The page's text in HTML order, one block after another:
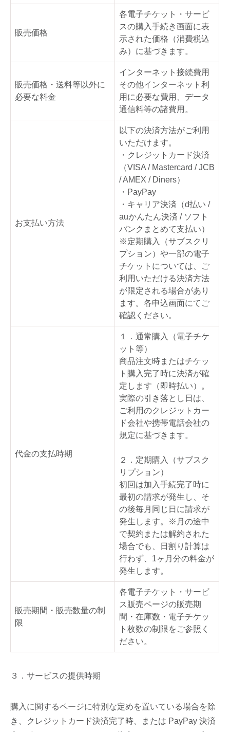
販売価格
各電子チケット・サービ
スの購入手続き画面に表
示された価格（消費税込
み）に基づきます。
販売価格・送料等以外に
必要な料金
インターネット接続費用
その他インターネット利
用に必要な費用、データ
通信料等の諸費用。
お支払い方法
以下の決済方法がご利用
いただけます。
・クレジットカード決済
（VISA / Mastercard / JCB
/ AMEX / Diners）
・PayPay
・キャリア決済（d払い /
auかんたん決済 / ソフト
バンクまとめて支払い）
※定期購入（サブスクリ
プション）や一部の電子
チケットについては、ご
利用いただける決済方法
が限定される場合があり
ます。各申込画面にてご
確認ください。
代金の支払時期
１．通常購入（電子チケ
ット等）
商品注文時またはチケッ
ト購入完了時に決済が確
定します（即時払い）。
実際の引き落とし日は、
ご利用のクレジットカー
ド会社や携帯電話会社の
規定に基づきます。
２．定期購入（サブスク
リプション）
初回は加入手続完了時に
最初の請求が発生し、そ
の後毎月同じ日に請求が
発生します。※月の途中
で契約または解約された
場合でも、日割り計算は
行わず、1ヶ月分の料金が
発生します。
販売期間・販売数量の制
限
各電子チケット・サービ
ス販売ページの販売期
間・在庫数・電子チケッ
ト枚数の制限をご参照く
ださい。
３．サービスの提供時期
購入に関するページに特別な定めを置いている場合を除
き、クレジットカード決済完了時、または PayPay 決済